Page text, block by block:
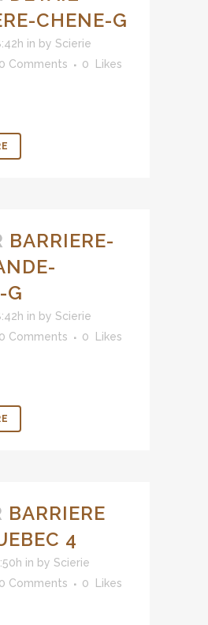
CHENE-G
in by Scierie
0 Comments 0
Likes
BARRIERE-
G
in by Scierie
0 Comments 0
Likes
BARRIERE
4
in by Scierie
0 Comments 0
Likes